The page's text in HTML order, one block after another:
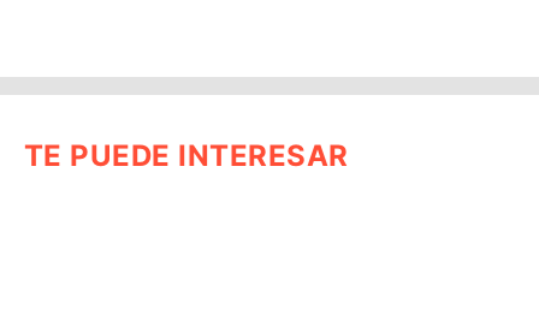
TE PUEDE INTERESAR